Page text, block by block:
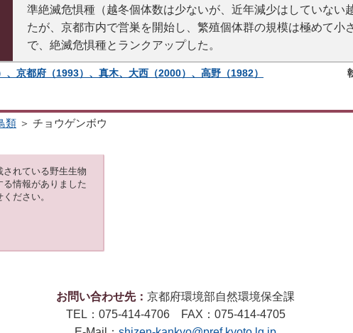
準絶滅危惧種（越冬個体数は少ないが、近年減少はしていない
たが、京都市内で営巣を開始し、繁殖個体群の規模は極めて小
で、絶滅危惧種とランクアップした。
、京都府（1993）、真木、大西（2000）、高野（1982）
類 ＞ チョウゲンボウ
れている野生生物
情報がありました
ださい。
お問い合わせ先： 京都府環境部自然環境保全課
TEL：075-414-4706 FAX：075-414-4705